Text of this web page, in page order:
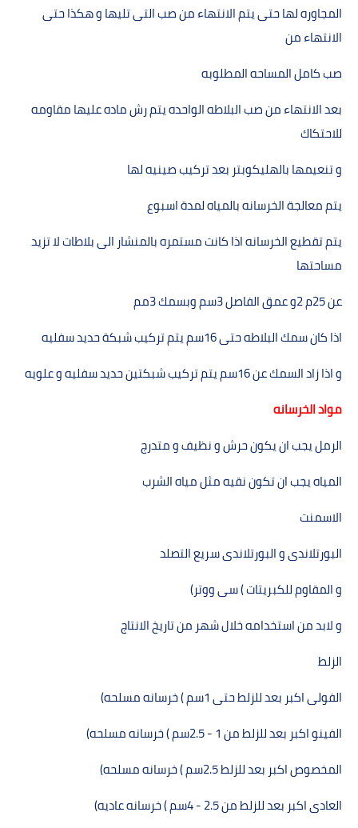
المجاوره لھا حتى يتم الانتھاء من صب التى تليھا و ھكذا حتى
الانتھاء من
صب كامل المساحه المطلوبه
بعد الانتھاء من صب البلاطه الواحده يتم رش ماده عليھا مقاومه
للاحتكاك
و تنعيمھا بالھليكوبتر بعد تركيب صينيه لھا
يتم معالجة الخرسانه بالمياه لمدة اسبوع
يتم تقطيع الخرسانه اذا كانت مستمره بالمنشار الى بلاطات لا تزيد
مساحتھا
عن25م 2و عمق الفاصل 3سم وبسمك3مم
اذا كان سمك البلاطه حتى16سم يتم تركيب شبكة حديد سفليه
و اذا زاد السمك عن16سم يتم تركيب شبكتين حديد سفليه و علويه
مواد الخرسانه
الرمل يجب ان يكون حرش و نظيف و متدرج
المياه يجب ان تكون نقيه مثل مياه الشرب
الاسمنت
البورتلاندى و البورتلاندى سريع التصلد
و المقاوم للكبريتات ) سى ووتر(
و لابد من استخدامه خلال شھر من تاريخ الانتاج
الزلط
الفولى اكبر بعد للزلط حتى1سم ) خرسانه مسلحه(
الفينو اكبر بعد للزلط من2.5 - 1سم ) خرسانه مسلحه(
المخصوص اكبر بعد للزلط2.5سم ) خرسانه مسلحه(
العادى اكبر بعد للزلط من4 - 2.5سم ) خرسانه عاديه(